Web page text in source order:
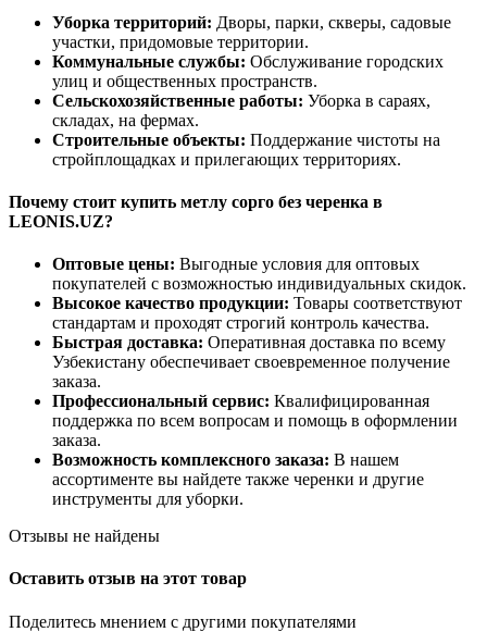
Уборка территорий: Дворы, парки, скверы, садовые
участки, придомовые территории.
Коммунальные службы: Обслуживание городских
улиц и общественных пространств.
Сельскохозяйственные работы: Уборка в сараях,
складах, на фермах.
Строительные объекты: Поддержание чистоты на
стройплощадках и прилегающих территориях.
Почему стоит купить метлу сорго без черенка в
LEONIS.UZ?
Оптовые цены: Выгодные условия для оптовых
покупателей с возможностью индивидуальных скидок.
Высокое качество продукции: Товары соответствуют
стандартам и проходят строгий контроль качества.
Быстрая доставка: Оперативная доставка по всему
Узбекистану обеспечивает своевременное получение
заказа.
Профессиональный сервис: Квалифицированная
поддержка по всем вопросам и помощь в оформлении
заказа.
Возможность комплексного заказа: В нашем
ассортименте вы найдете также черенки и другие
инструменты для уборки.
Отзывы не найдены
Оставить отзыв на этот товар
Поделитесь мнением с другими покупателями